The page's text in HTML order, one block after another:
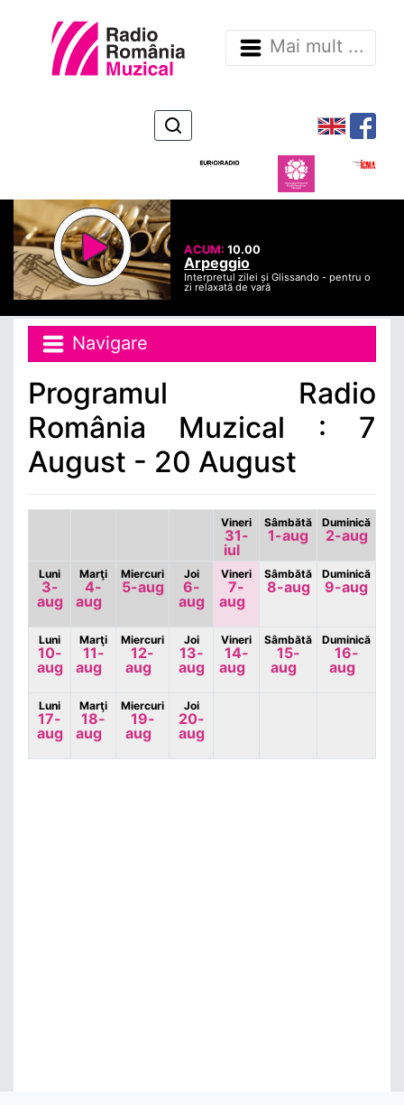
Mai mult ...
ACUM:10.00
Arpeggio
Interpretul zilei și Glissando - pentru o
zi relaxată de vară
Navigare
Programul Radio
România Muzical : 7
August - 20 August
Vineri
31-
iul
Sâmbătă
1-aug
Duminică
2-aug
Luni
3-
aug
Marţi
4-
aug
Miercuri
5-aug
Joi
6-
aug
Vineri
7-
aug
Sâmbătă
8-aug
Duminică
9-aug
Luni
10-
aug
Marţi
11-
aug
Miercuri
12-
aug
Joi
13-
aug
Vineri
14-
aug
Sâmbătă
15-
aug
Duminică
16-
aug
Luni
17-
aug
Marţi
18-
aug
Miercuri
19-
aug
Joi
20-
aug